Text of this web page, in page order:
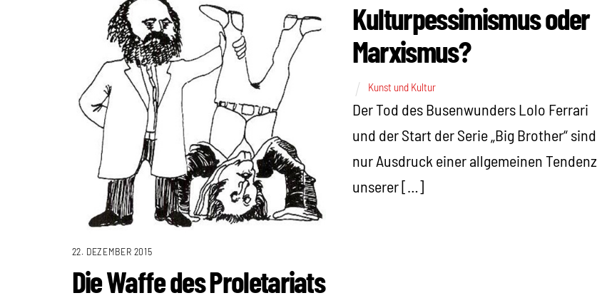
22. DEZEMBER 2015
Die Waffe des Proletariats
Kulturpessimismus oder
Marxismus?
Kunst und Kultur
Der Tod des Busenwunders Lolo Ferrari
und der Start der Serie „Big Brother“ sind
nur Ausdruck einer allgemeinen Tendenz
unserer […]